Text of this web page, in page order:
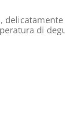
di